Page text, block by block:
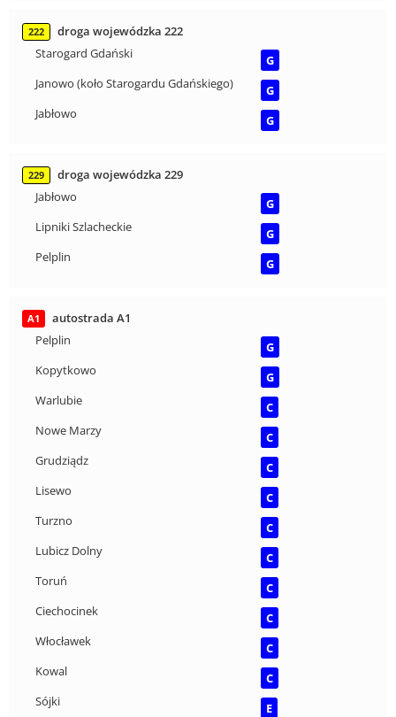
222
droga wojewódzka 222
Starogard Gdański
G
Janowo (koło Starogardu Gdańskiego)
G
Jabłowo
G
229
droga wojewódzka 229
Jabłowo
G
Lipniki Szlacheckie
G
Pelplin
G
A1
autostrada A1
Pelplin
G
Kopytkowo
G
Warlubie
C
Nowe Marzy
C
Grudziądz
C
Lisewo
C
Turzno
C
Lubicz Dolny
C
Toruń
C
Ciechocinek
C
Włocławek
C
Kowal
C
Sójki
E